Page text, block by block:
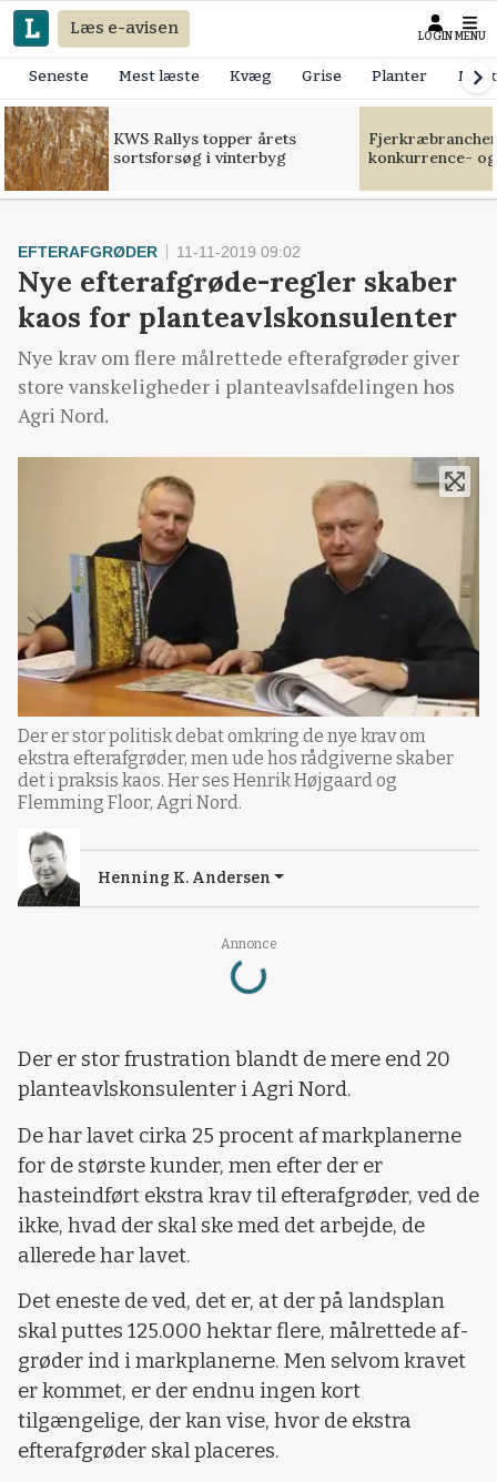
Læs e-avisen LOGIN MENU
Seneste Mest læste Kvæg Grise Planter
KWS Rallys topper årets
sortsforsøg i vinterbyg
konkurrence-
Annonce
Loading...
EFTERAFGRØDER 11-11-2019 09:02
Nye efterafgrøde-regler skaber
kaos for planteavlskonsulenter
Nye krav om flere målrettede efterafgrøder giver
store vanskeligheder i planteavlsafdelingen hos
Agri Nord.
Der er stor politisk debat omkring de nye krav om
ekstra efterafgrøder, men ude hos rådgiverne skaber
det i praksis kaos. Her ses Henrik Højgaard og
Flemming Floor, Agri Nord.
Henning K. Andersen
Der er stor frustration blandt de mere end 20
planteavlskonsulenter i Agri Nord.
De har lavet cirka 25 procent af markplanerne
for de største kunder, men efter der er
hasteindført ekstra krav til efterafgrøder, ved de
ikke, hvad der skal ske med det arbejde, de
allerede har lavet.
Det eneste de ved, det er, at der på landsplan
skal puttes 125.000 hektar flere, målrettede af-
grøder ind i markplanerne. Men selvom kravet
er kommet, er der endnu ingen kort
tilgængelige, der kan vise, hvor de ekstra
efterafgrøder skal placeres.